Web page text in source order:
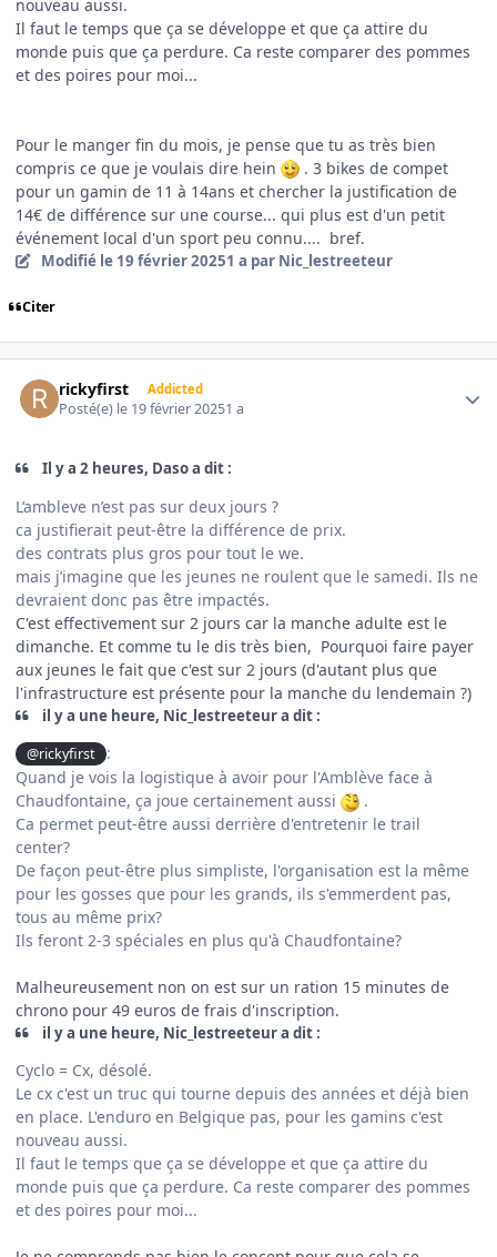
nouveau aussi.
Il faut le temps que ça se développe et que ça attire du
monde puis que ça perdure. Ca reste comparer des pommes
et des poires pour moi...
Pour le manger fin du mois, je pense que tu as très bien
compris ce que je voulais dire hein
. 3 bikes de compet
pour un gamin de 11 à 14ans et chercher la justification de
14€ de différence sur une course... qui plus est d'un petit
événement local d'un sport peu connu.... bref.
Modifié le 19 février 20251 a par Nic_lestreeteur
Citer
rickyfirst Addicted
Posté(e) le 19 février 20251 a
Il y a 2 heures, Daso a dit :
L’ambleve n’est pas sur deux jours ?
ca justifierait peut-être la différence de prix.
des contrats plus gros pour tout le we.
mais j’imagine que les jeunes ne roulent que le samedi. Ils ne
devraient donc pas être impactés.
C'est effectivement sur 2 jours car la manche adulte est le
dimanche. Et comme tu le dis très bien, Pourquoi faire payer
aux jeunes le fait que c'est sur 2 jours (d'autant plus que
l'infrastructure est présente pour la manche du lendemain ?)
il y a une heure, Nic_lestreeteur a dit :
@rickyfirst
:
Quand je vois la logistique à avoir pour l'Amblève face à
Chaudfontaine, ça joue certainement aussi
.
Ca permet peut-être aussi derrière d'entretenir le trail
center?
De façon peut-être plus simpliste, l'organisation est la même
pour les gosses que pour les grands, ils s'emmerdent pas,
tous au même prix?
Ils feront 2-3 spéciales en plus qu'à Chaudfontaine?
Malheureusement non on est sur un ration 15 minutes de
chrono pour 49 euros de frais d'inscription.
il y a une heure, Nic_lestreeteur a dit :
Cyclo = Cx, désolé.
Le cx c'est un truc qui tourne depuis des années et déjà bien
en place. L'enduro en Belgique pas, pour les gamins c'est
nouveau aussi.
Il faut le temps que ça se développe et que ça attire du
monde puis que ça perdure. Ca reste comparer des pommes
et des poires pour moi...